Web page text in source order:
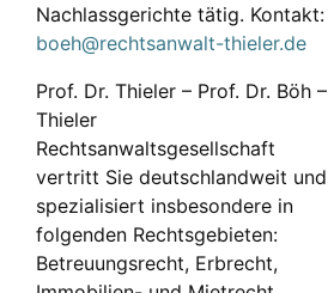
Nachlassgerichte tätig. Kontakt:
boeh@rechtsanwalt-thieler.de
Prof. Dr. Thieler – Prof. Dr. Böh –
Thieler
Rechtsanwaltsgesellschaft
vertritt Sie deutschlandweit und
spezialisiert insbesondere in
folgenden Rechtsgebieten:
Betreuungsrecht, Erbrecht,